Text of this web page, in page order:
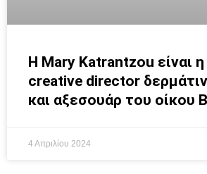
Η Mary Katrantzou είναι
creative director
και αξεσουάρ του οίκου
4 Απριλίου 2024